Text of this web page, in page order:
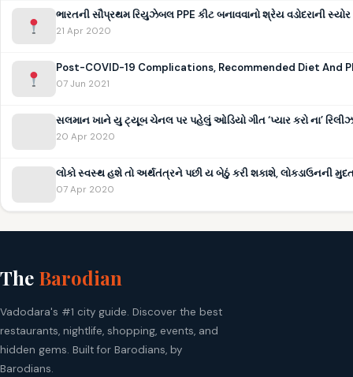
ભારતની સૌપ્રથમ રિયુઝેબલ PPE કીટ બનાવવાનો શ્રેય વડોદરાની
21 Apr 2020
Post-COVID-19 Complications, Recommended Diet And
07 Jun 2021
સલમાન ખાને યુ ટ્યૂબ ચેનલ પર પહેલું ઓડિયો ગીત ‘પ્યાર કરો ના’
20 Apr 2020
લોકો સ્વસ્થ હશે તો અર્થતંત્રને પછી ય બેઠું કરી શકાશે, લોકડાઉનની
07 Apr 2020
The Barodian
Vadodara's #1 city guide. Discover the best
restaurants, nightlife, shopping, events, and
hidden gems. Built for Barodians, by
Barodians.